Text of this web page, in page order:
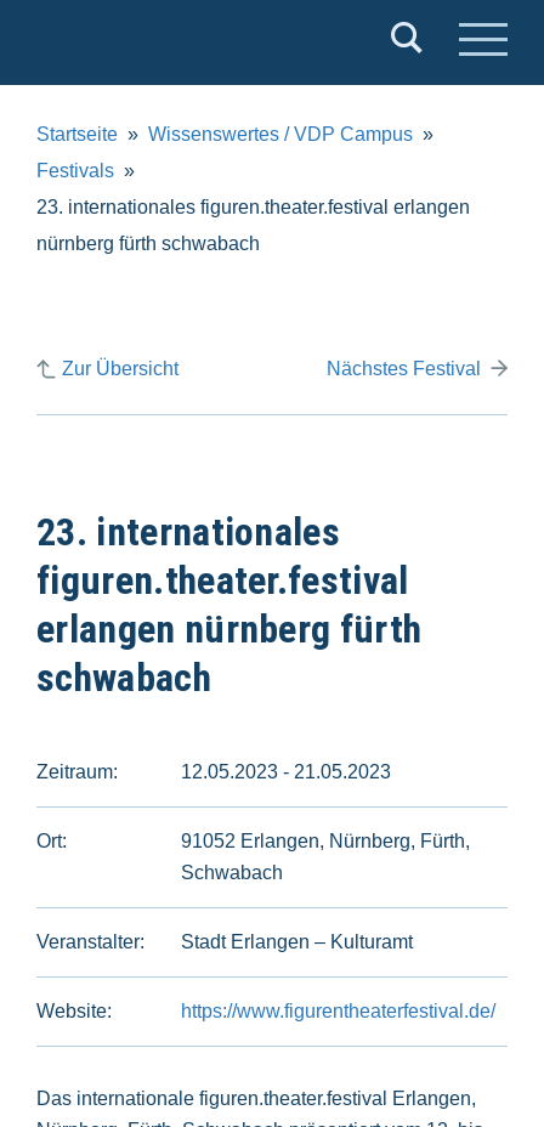
e.V.
Startseite
Wissenswertes / VDP Campus
Festivals
23. internationales figuren.theater.festival erlangen
nürnberg fürth schwabach
Zur Übersicht Nächstes Festival
23. internationales
figuren.theater.festival
erlangen nürnberg fürth
schwabach
Zeitraum: 12.05.2023 - 21.05.2023
Ort:
91052 Erlangen, Nürnberg, Fürth,
Schwabach
Veranstalter: Stadt Erlangen – Kulturamt
Website: https://www.figurentheaterfestival.de/
Das internationale figuren.theater.festival Erlangen,